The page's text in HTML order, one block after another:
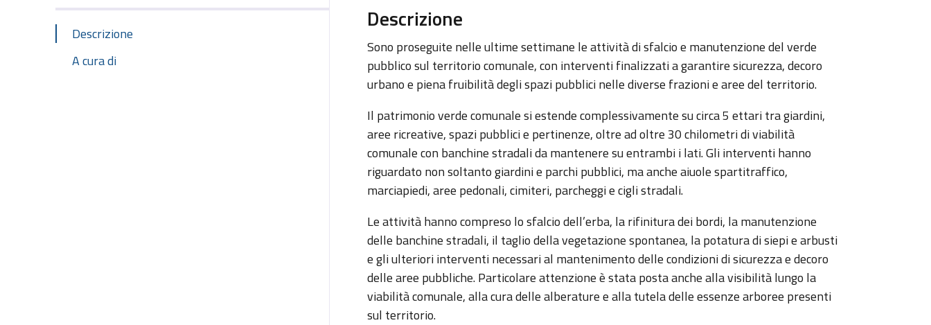
Descrizione
A cura di
Descrizione
Sono proseguite nelle ultime settimane le attività di sfalcio e manutenzione del verde
pubblico sul territorio comunale, con interventi finalizzati a garantire sicurezza, decoro
urbano e piena fruibilità degli spazi pubblici nelle diverse frazioni e aree del territorio.
Il patrimonio verde comunale si estende complessivamente su circa 5 ettari tra giardini,
aree ricreative, spazi pubblici e pertinenze, oltre ad oltre 30 chilometri di viabilità
comunale con banchine stradali da mantenere su entrambi i lati. Gli interventi hanno
riguardato non soltanto giardini e parchi pubblici, ma anche aiuole spartitraffico,
marciapiedi, aree pedonali, cimiteri, parcheggi e cigli stradali.
Le attività hanno compreso lo sfalcio dell’erba, la rifinitura dei bordi, la manutenzione
delle banchine stradali, il taglio della vegetazione spontanea, la potatura di siepi e arbusti
e gli ulteriori interventi necessari al mantenimento delle condizioni di sicurezza e decoro
delle aree pubbliche. Particolare attenzione è stata posta anche alla visibilità lungo la
viabilità comunale, alla cura delle alberature e alla tutela delle essenze arboree presenti
sul territorio.